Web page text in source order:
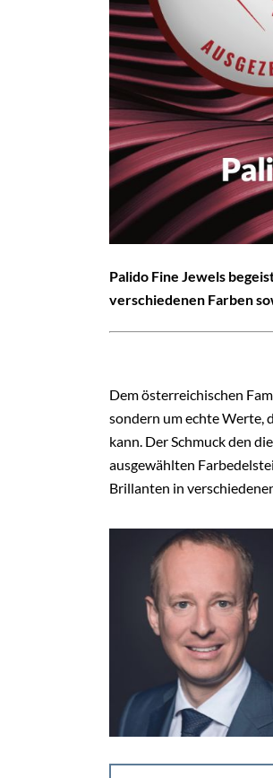
Palido Fine Jewels
verschiedenen Farben
Dem österreichischen
sondern um echte Werte,
kann. Der Schmuck den
ausgewählten
Brillanten in